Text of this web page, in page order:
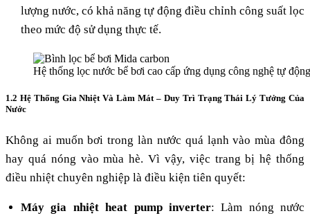
lượng nước, có khả năng tự động điều chỉnh công suất lọc
theo mức độ sử dụng thực tế.
Hệ thống lọc nước bể bơi cao cấp ứng dụng công nghệ tự
1.2 Hệ Thống Gia Nhiệt Và Làm Mát – Duy Trì Trạng Thái Lý Tưởng Của
Nước
Không ai muốn bơi trong làn nước quá lạnh vào mùa đông
hay quá nóng vào mùa hè. Vì vậy, việc trang bị hệ thống
điều nhiệt chuyên nghiệp là điều kiện tiên quyết:
Máy gia nhiệt heat pump inverter: Làm nóng nước